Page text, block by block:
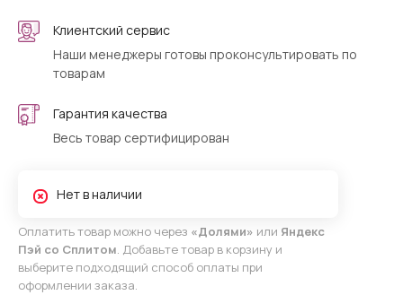
Клиентский сервис
Наши менеджеры готовы проконсультировать по
товарам
Гарантия качества
Весь товар сертифицирован
Нет в наличии
Оплатить товар можно через «Долями» или Яндекс
Пэй со Сплитом. Добавьте товар в корзину и
выберите подходящий способ оплаты при
оформлении заказа.